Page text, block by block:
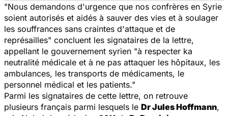
"Nous demandons d'urgence que nos confrères en Syrie
soient autorisés et aidés à sauver des vies et à soulager
les souffrances sans craintes d'attaque et de
représailles" concluent les signataires de la lettre,
appellant le gouvernement syrien "à respecter ka
neutralité médicale et à ne pas attaquer les hôpitaux, les
ambulances, les transports de médicaments, le
personnel médical et les patients."
Parmi les signataires de cette lettre, on retrouve
plusieurs français parmi lesquels le Dr Jules Hoffmann,